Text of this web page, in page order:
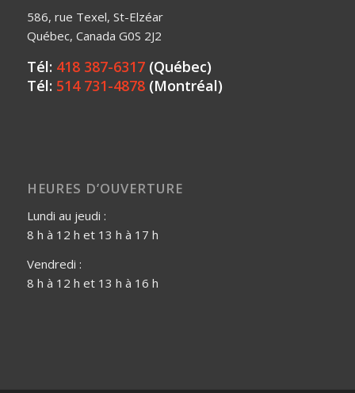
586, rue Texel, St-Elzéar
Québec, Canada G0S 2J2
Tél: 418 387-6317(Québec)
Tél: 514 731-4878(Montréal)
HEURES D’OUVERTURE
Lundi au jeudi :
8 h à 12 h et 13 h à 17 h
Vendredi :
8 h à 12 h et 13 h à 16 h